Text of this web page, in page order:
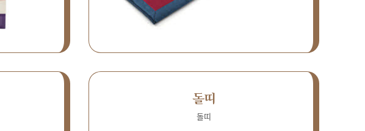
돌띠
돌띠